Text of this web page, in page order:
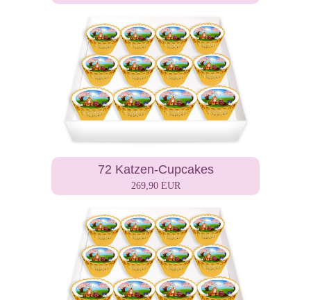
72 Katzen-Cupcakes
269,90 EUR